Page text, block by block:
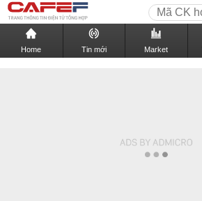
Home Tin mới Market